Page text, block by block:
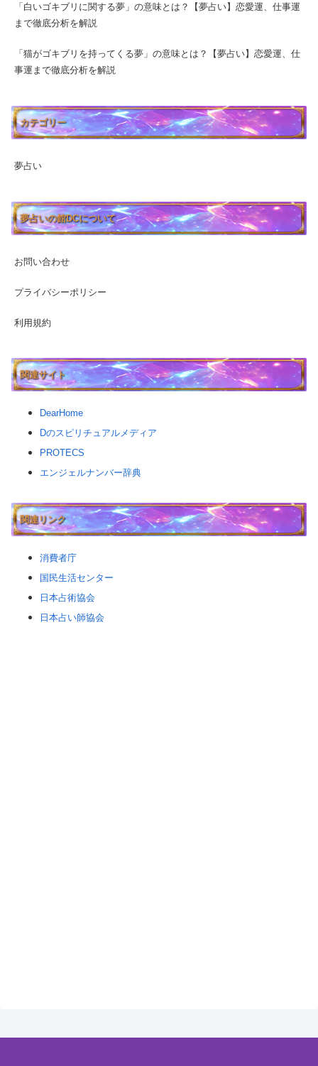
「白いゴキブリに関する夢」の意味とは？【夢占い】恋愛運、仕事運
まで徹底分析を解説
「猫がゴキブリを持ってくる夢」の意味とは？【夢占い】恋愛運、仕
事運まで徹底分析を解説
カテゴリー
夢占い
夢占いの館DCについて
お問い合わせ
プライバシーポリシー
利用規約
関連サイト
DearHome
Dのスピリチュアルメディア
PROTECS
エンジェルナンバー辞典
関連リンク
消費者庁
国民生活センター
日本占術協会
日本占い師協会